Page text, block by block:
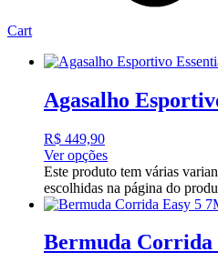
Cart
Agasalho
R$ 449,90
Ver opções
Este produto tem várias
escolhidas na página do
Bermuda Corrida